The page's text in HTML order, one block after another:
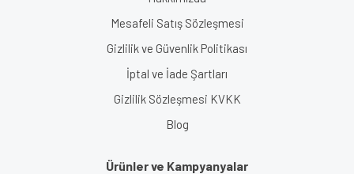
Mesafeli Satış Sözleşmesi
Gizlilik ve Güvenlik Politikası
İptal ve İade Şartları
Gizlilik Sözleşmesi KVKK
Blog
Ürünler ve Kampyanyalar